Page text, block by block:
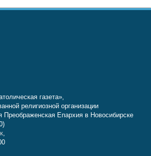
газета»,
религиозной организации
Преображенская Епархия в Новосибирске